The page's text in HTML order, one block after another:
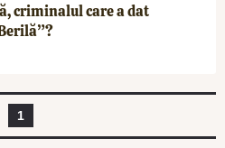
criminalul care a dat
1